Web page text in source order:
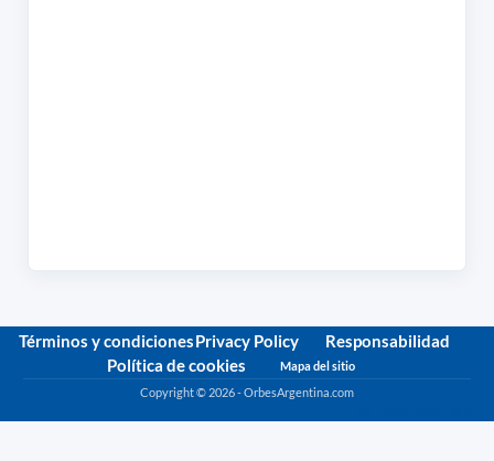
Términos y condicionesPrivacy Policy
Responsabilidad
Política de cookies
Mapa del sitio
Copyright © 2026 - OrbesArgentina.com